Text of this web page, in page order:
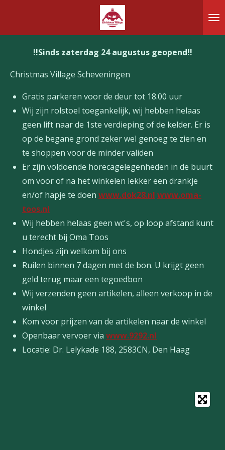
!!Sinds zaterdag 24 augustus geopend!!
Christmas Village Scheveningen
Gratis parkeren voor de deur tot 18.00 uur
Wij zijn rolstoel toegankelijk, wij hebben helaas
geen lift naar de 1ste verdieping of de kelder. Er is
op de begane grond zeker wel genoeg te zien en
te shoppen voor de minder validen
Er zijn voldoende horecagelegenheden in de buurt
om voor of na het winkelen lekker een drankje
en/of hapje te doen www.dok28.nl www.oma-
toos.nl
Wij hebben helaas geen wc's, op loop afstand kunt
u terecht bij Oma Toos
Hondjes zijn welkom bij ons
Ruilen binnen 7 dagen met de bon. U krijgt geen
geld terug maar een tegoedbon
Wij verzenden geen artikelen, alleen verkoop in de
winkel
Kom voor prijzen van de artikelen naar de winkel
Openbaar vervoer via www.9292.nl
Locatie: Dr. Lelykade 188, 2583CN, Den Haag